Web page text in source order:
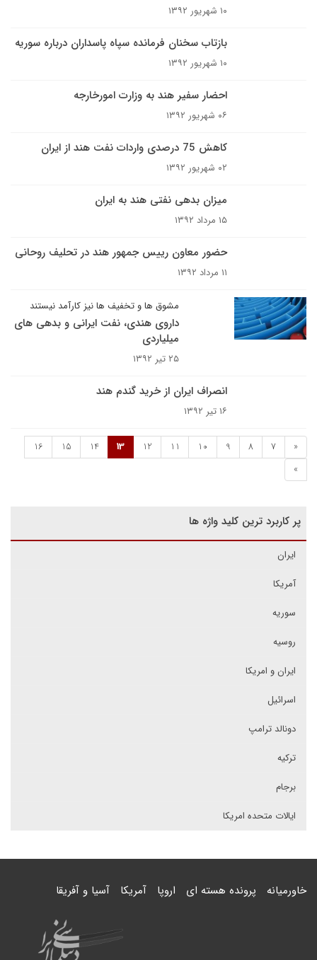
۱۰ شهریور ۱۳۹۲
بازتاب سخنان فرمانده سپاه پاسداران درباره سوریه
۱۰ شهریور ۱۳۹۲
احضار سفیر هند به وزارت امورخارجه
۰۶ شهریور ۱۳۹۲
کاهش 75 درصدی واردات نفت هند از ایران
۰۲ شهریور ۱۳۹۲
میزان بدهی نفتی هند به ایران
۱۵ مرداد ۱۳۹۲
حضور معاون رییس جمهور هند در تحلیف روحانی
۱۱ مرداد ۱۳۹۲
مشوق ها و تخفیف ها نیز کارآمد نیستند
داروی هندی، نفت ایرانی و بدهی های
میلیاردی
۲۵ تیر ۱۳۹۲
انصراف ایران از خرید گندم هند
۱۶ تیر ۱۳۹۲
«
7
8
9
10
11
12
13
14
15
16
»
پر کاربرد ترین کلید واژه ها
ایران
آمریکا
سوریه
روسیه
ایران و امریکا
اسرائیل
دونالد ترامپ
ترکیه
برجام
ایالات متحده امریکا
خاورمیانه پرونده هسته ای اروپا آمریکا آسیا و آفریقا